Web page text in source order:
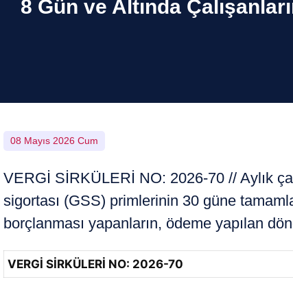
8 Gün ve Altında
08 Mayıs 2026 Cum
VERGİ SİRKÜLERİ NO: 2026-70 // Aylık
sigortası (GSS) primlerinin 30 güne
borçlanması yapanların, ödeme yapılan
VERGİ SİRKÜLERİ NO: 2026-70